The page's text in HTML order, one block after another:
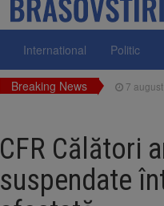
International Politic
Breaking News 7
7 august
7
CFR Călători
suspendate